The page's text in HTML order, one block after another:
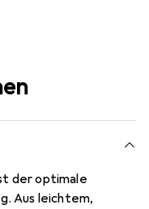
der optimale
Aus leichtem,